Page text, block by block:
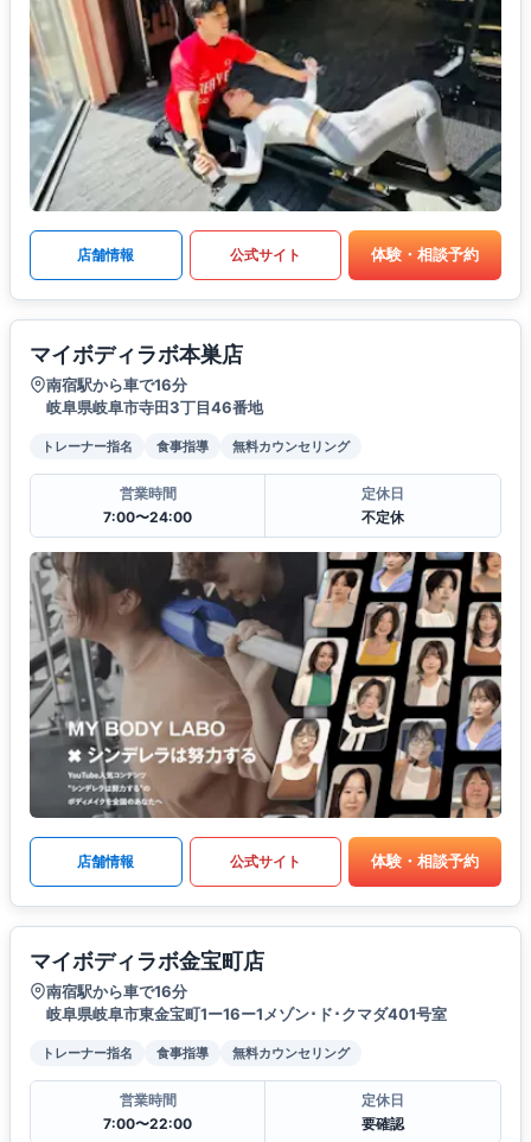
店舗情報 公式サイト 体験・相談予約
マイボディラボ本巣店
南宿駅から車で16分
岐阜県岐阜市寺田3丁目46番地
トレーナー指名 食事指導 無料カウンセリング
営業時間
7:00〜24:00
定休日
不定休
店舗情報 公式サイト 体験・相談予約
マイボディラボ金宝町店
南宿駅から車で16分
岐阜県岐阜市東金宝町1ー16ー1メゾン･ド･クマダ401号室
トレーナー指名 食事指導 無料カウンセリング
営業時間
7:00〜22:00
定休日
要確認